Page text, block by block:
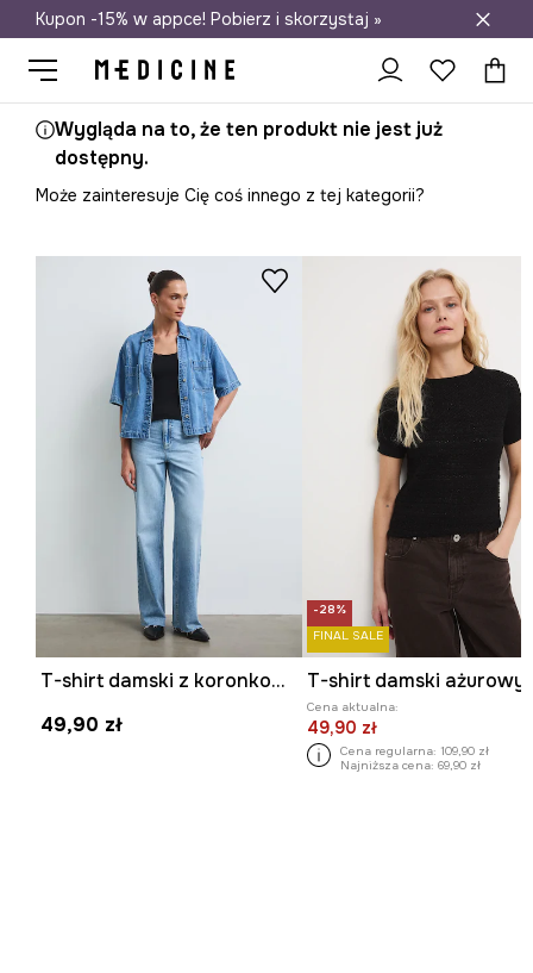
Darmowa dostawa do salonów
Kupon -15% w appce! Pobierz i skorzystaj »
Wygląda na to, że ten produkt nie jest już
dostępny.
Może zainteresuje Cię coś innego z tej kategorii?
T-shirt damski z koronkowymi wstawkami
49,90 zł
-28%
FINAL SALE
T-shirt damski ażurowy
Cena aktualna:
49,90 zł
Cena regularna: 109,90 zł
Najniższa cena: 69,90 zł